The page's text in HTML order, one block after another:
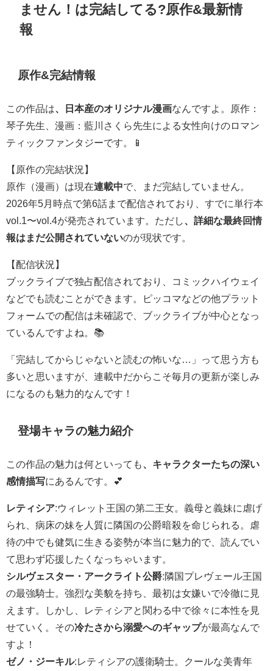
ません！は完結してる?原作&最新情
報
原作&完結情報
この作品は、日本産のオリジナル漫画なんですよ。原作：
琴子先生、漫画：藍川さくら先生による女性向けのロマン
ティックファンタジーです。📱
【原作の完結状況】
原作（漫画）は現在連載中で、まだ完結していません。
2026年5月時点で第6話まで配信されており、すでに単行本
vol.1〜vol.4が発売されています。ただし、詳細な最終回情
報はまだ公開されていないのが現状です。
【配信状況】
ブックライブで独占配信されており、コミックハイウェイ
などでも読むことができます。ピッコマなどの他プラット
フォームでの配信は未確認で、ブックライブが中心となっ
ているんですよね。📚
「完結してからじゃないと読むの怖いな…」って思う方も
多いと思いますが、連載中だからこそ毎月の更新が楽しみ
になるのも魅力的なんです！
登場キャラの魅力紹介
この作品の魅力は何といっても
、キャラクターたちの深い
感情描写にあるんです。💕
レティシア:ウィレット王国の第二王女。義母と義妹に虐げ
られ、病床の妹を人質に隣国の公爵暗殺を命じられる。虐
待の中でも健気に生きる姿勢が本当に魅力的で、読んでい
て思わず応援したくなっちゃいます。
シルヴェスター・アークライト公爵:隣国プレヴェール王国
の最強騎士。強烈な美貌を持ち、最初は女嫌いで冷徹に見
えます。しかし、レティシアと関わる中で徐々に本性を見
せていく。その冷たさから溺愛へのギャップが最高なんで
すよ！
ゼノ・ジーキル:レティシアの護衛騎士。クールな美青年